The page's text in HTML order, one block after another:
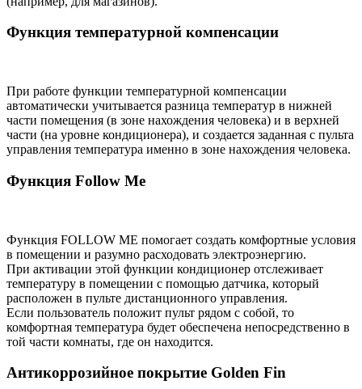
Функция температурной компенсации
При работе функции температурной компенсации
автоматически учитывается разница температур в нижней
части помещения (в зоне нахождения человека) и в верхней
части (на уровне кондиционера), и создается заданная с пульта
управления температура именно в зоне нахождения человека.
Функция Follow Me
Функция FOLLOW ME помогает создать комфортные условия
в помещении и разумно расходовать электроэнергию.
При активации этой функции кондиционер отслеживает
температуру в помещении с помощью датчика, который
расположен в пульте дистанционного управления.
Если пользователь положит пульт рядом с собой, то
комфортная температура будет обеспечена непосредственно в
той части комнаты, где он находится.
Антикоррозийное покрытие Golden Fin